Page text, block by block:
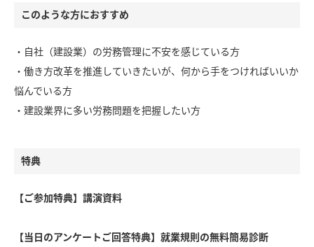
このような方におすすめ
・自社（建設業）の労務管理に不安を感じている方
・働き方改革を推進していきたいが、何から手をつければいいか
悩んでいる方
・建設業界に多い労務問題を把握したい方
特典
【ご参加特典】講演資料
【当日のアンケートご回答特典】就業規則の無料簡易診断